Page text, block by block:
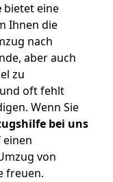
bietet eine
Ihnen die
nach
aber auch
zu
oft fehlt
Wenn Sie
bei uns
einen
von
freuen.